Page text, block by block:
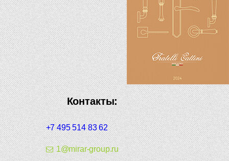
Контакты:
+7 495 514 83 62
1@mirar-group.ru